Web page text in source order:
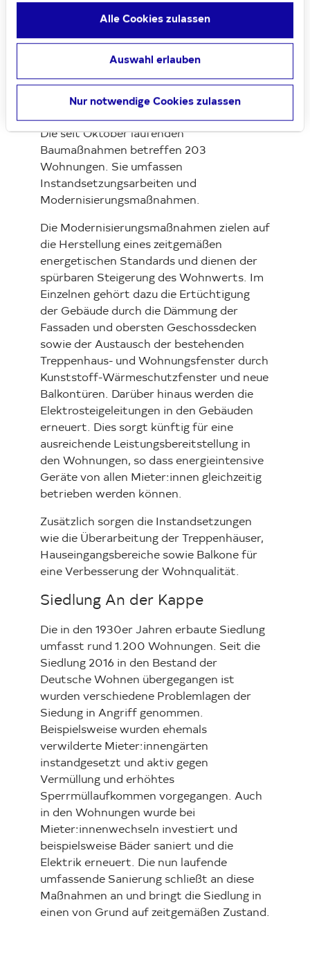
Alle Cookies zulassen
Auswahl erlauben
Nur notwendige Cookies zulassen
Mieterhöhungen nach § 559 BGB im
Modernisierungsarbeiten.
Zur Baumaßnahme
Die seit Oktober laufenden
Baumaßnahmen betreffen 203
Wohnungen. Sie umfassen
Instandsetzungsarbeiten und
Modernisierungsmaßnahmen.
Die Modernisierungsmaßnahmen zielen auf
die Herstellung eines zeitgemäßen
energetischen Standards und dienen der
spürbaren Steigerung des Wohnwerts. Im
Einzelnen gehört dazu die Ertüchtigung
der Gebäude durch die Dämmung der
Fassaden und obersten Geschossdecken
sowie der Austausch der bestehenden
Treppenhaus- und Wohnungsfenster durch
Kunststoff-Wärmeschutzfenster und neue
Balkontüren. Darüber hinaus werden die
Elektrosteigeleitungen in den Gebäuden
erneuert. Dies sorgt künftig für eine
ausreichende Leistungsbereitstellung in
den Wohnungen, so dass energieintensive
Geräte von allen Mieter:innen gleichzeitig
betrieben werden können.
Zusätzlich sorgen die Instandsetzungen
wie die Überarbeitung der Treppenhäuser,
Hauseingangsbereiche sowie Balkone für
eine Verbesserung der Wohnqualität.
Siedlung An der Kappe
Die in den 1930er Jahren erbaute Siedlung
umfasst rund 1.200 Wohnungen. Seit die
Siedlung 2016 in den Bestand der
Deutsche Wohnen übergegangen ist
wurden verschiedene Problemlagen der
Siedung in Angriff genommen.
Beispielsweise wurden ehemals
verwilderte Mieter:innengärten
instandgesetzt und aktiv gegen
Vermüllung und erhöhtes
Sperrmüllaufkommen vorgegangen. Auch
in den Wohnungen wurde bei
Mieter:innenwechseln investiert und
beispielsweise Bäder saniert und die
Elektrik erneuert. Die nun laufende
umfassende Sanierung schließt an diese
Maßnahmen an und bringt die Siedlung in
einen von Grund auf zeitgemäßen Zustand.